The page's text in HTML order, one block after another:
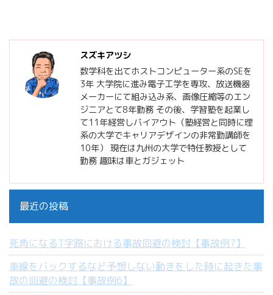
スズキアツシ
数学科を出てホストコンピューター系のSEを
3年 大学院に進み電子工学を専攻、放送機器
メーカーにて組み込み系、画像圧縮等のエン
ジニアとて8年勤務 その後、学習塾を起業し
て11年経営しバイアウト（塾経営と同時に理
系の大学でキャリアデザインの非常勤講師を
10年） 現在は九州の大学で特任教授として
勤務 趣味は車とガジェット
最近の投稿
死角になるT字路における事故回避の検討【事故例7】
車線をバックするなど予想しない動きをした時に起きた事
故の回避の検討【事故例6】